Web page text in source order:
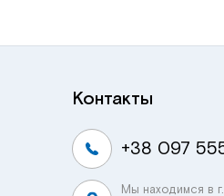
Контакты
+38 097
Мы находимся в